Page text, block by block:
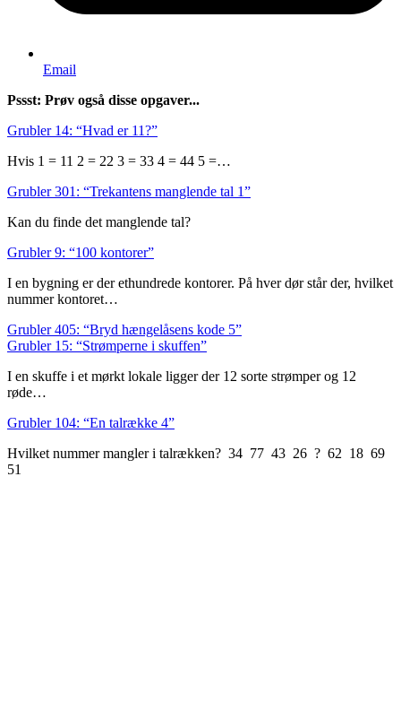
Email
Pssst: Prøv også disse opgaver...
Grubler 14: “Hvad er 11?”
Hvis 1 = 11 2 = 22 3 = 33 4 = 44 5 =…
Grubler 301: “Trekantens manglende tal 1”
Kan du finde det manglende tal?
Grubler 9: “100 kontorer”
I en bygning er der ethundrede kontorer. På hver dør står der, hvilket
nummer kontoret…
Grubler 405: “Bryd hængelåsens kode 5”
Grubler 15: “Strømperne i skuffen”
I en skuffe i et mørkt lokale ligger der 12 sorte strømper og 12
røde…
Grubler 104: “En talrække 4”
Hvilket nummer mangler i talrækken? 34 77 43 26 ? 62 18 69
51